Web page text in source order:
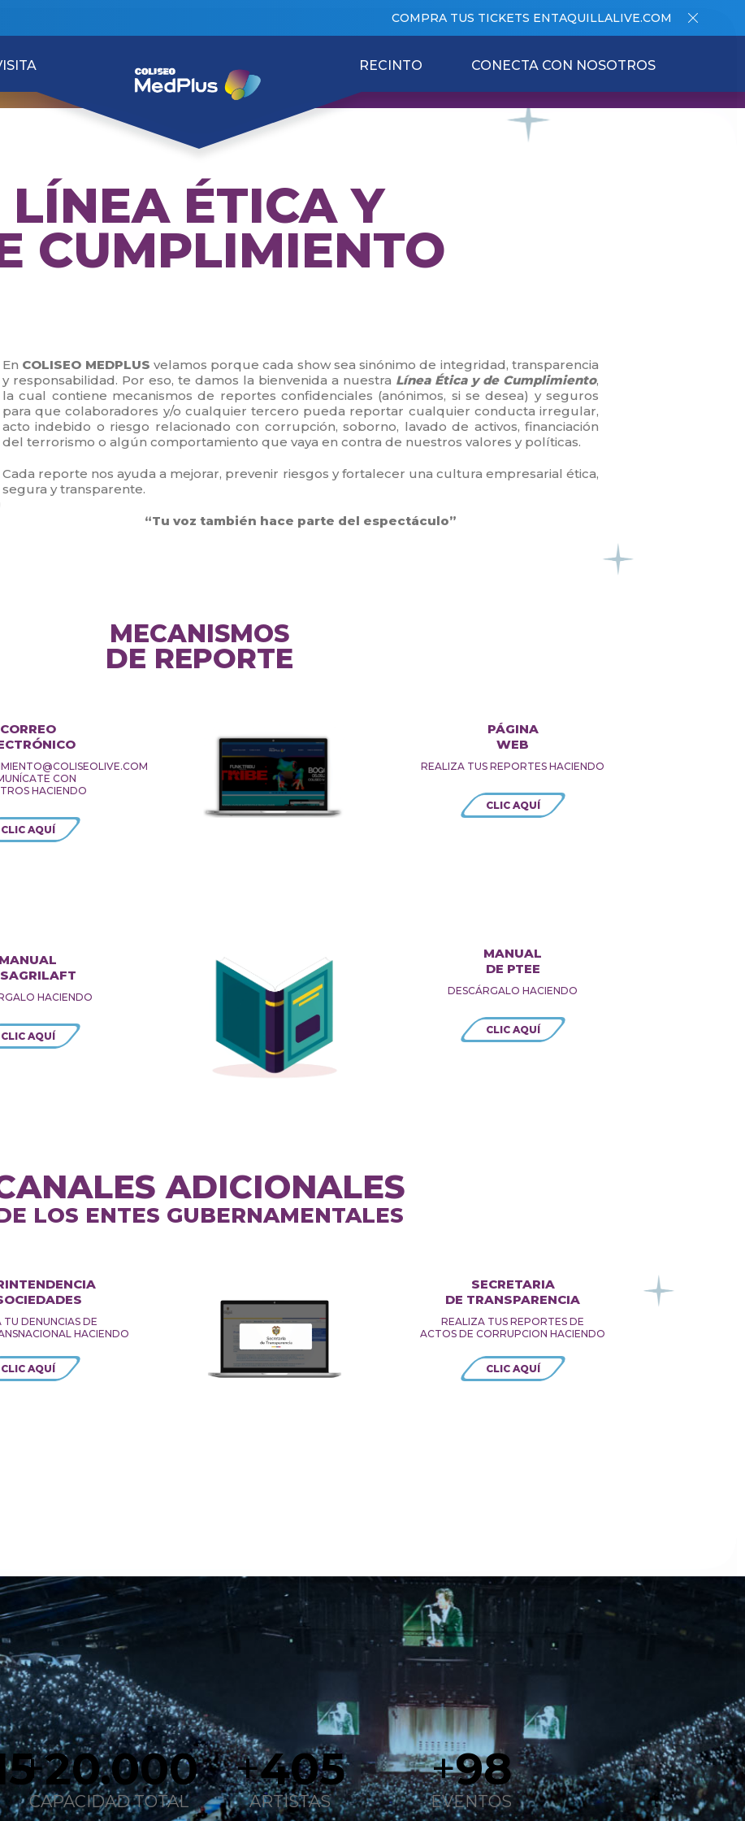
COMPRA TUS TICKETS ENTAQUILLALIVE.COM
RECINTO CONECTA CON NOSOTROS
LÍNEA ÉTICA Y
CUMPLIMIENTO
En COLISEO MEDPLUS velamos porque cada show sea sinónimo de integridad, transparencia
y responsabilidad. Por eso, te damos la bienvenida a nuestra Línea Ética y de Cumplimiento,
la cual contiene mecanismos de reportes confidenciales (anónimos, si se desea) y seguros
para que colaboradores y/o cualquier tercero pueda reportar cualquier conducta irregular,
acto indebido o riesgo relacionado con corrupción, soborno, lavado de activos, financiación
del terrorismo o algún comportamiento que vaya en contra de nuestros valores y políticas.
Cada reporte nos ayuda a mejorar, prevenir riesgos y fortalecer una cultura empresarial ética,
segura y transparente.
“Tu voz también hace parte del espectáculo”
MECANISMOS
DE REPORTE
CORREO
CON
HACIENDO
CLIC AQUÍ
PÁGINA
WEB
REALIZA TUS REPORTES HACIENDO
CLIC AQUÍ
MANUAL
HACIENDO
CLIC AQUÍ
MANUAL
DE PTEE
DESCÁRGALO HACIENDO
CLIC AQUÍ
ADICIONALES
LOS ENTES GUBERNAMENTALES
TU DENUNCIAS DE
HACIENDO
CLIC AQUÍ
SECRETARIA
DE TRANSPARENCIA
REALIZA TUS REPORTES DE
ACTOS DE CORRUPCION HACIENDO
CLIC AQUÍ
+20.000
CAPACIDAD TOTAL
+405
ARTISTAS
+98
EVENTOS